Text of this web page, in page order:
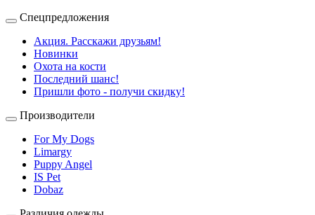
Спецпредложения
Акция. Расскажи друзьям!
Новинки
Охота на кости
Последний шанс!
Пришли фото - получи скидку!
Производители
For My Dogs
Limargy
Puppy Angel
IS Pet
Dobaz